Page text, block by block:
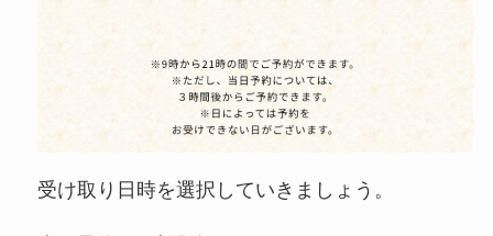
受け取り日時を選択していきましょう。